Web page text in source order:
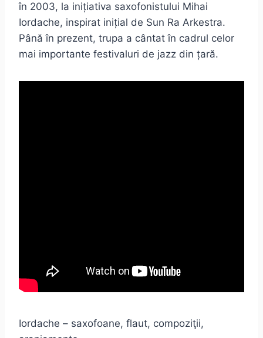
în 2003, la inițiativa saxofonistului Mihai
Iordache, inspirat inițial de Sun Ra Arkestra.
Până în prezent, trupa a cântat în cadrul celor
mai importante festivaluri de jazz din țară.
Iordache – saxofoane, flaut, compoziţii,